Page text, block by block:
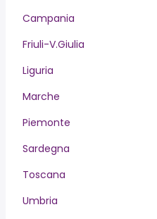
Campania
Friuli-V.Giulia
Liguria
Marche
Piemonte
Sardegna
Toscana
Umbria